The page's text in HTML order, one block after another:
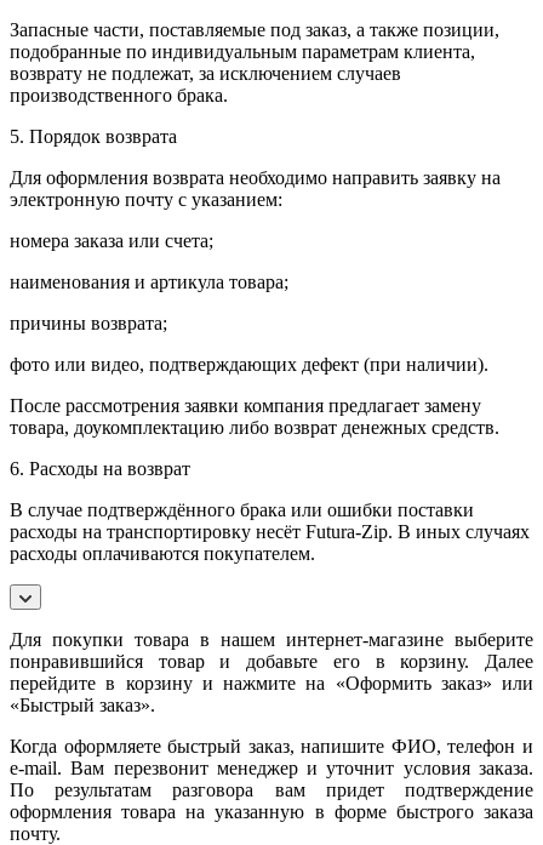
Запасные части, поставляемые под заказ, а также позиции,
подобранные по индивидуальным параметрам клиента,
возврату не подлежат, за исключением случаев
производственного брака.
5. Порядок возврата
Для оформления возврата необходимо направить заявку на
электронную почту с указанием:
номера заказа или счета;
наименования и артикула товара;
причины возврата;
фото или видео, подтверждающих дефект (при наличии).
После рассмотрения заявки компания предлагает замену
товара, доукомплектацию либо возврат денежных средств.
6. Расходы на возврат
В случае подтверждённого брака или ошибки поставки
расходы на транспортировку несёт Futura-Zip. В иных случаях
расходы оплачиваются покупателем.
Для покупки товара в нашем интернет-магазине выберите
понравившийся товар и добавьте его в корзину. Далее
перейдите в корзину и нажмите на «Оформить заказ» или
«Быстрый заказ».
Когда оформляете быстрый заказ, напишите ФИО, телефон и
e-mail. Вам перезвонит менеджер и уточнит условия заказа.
По результатам разговора вам придет подтверждение
оформления товара на указанную в форме быстрого заказа
почту.